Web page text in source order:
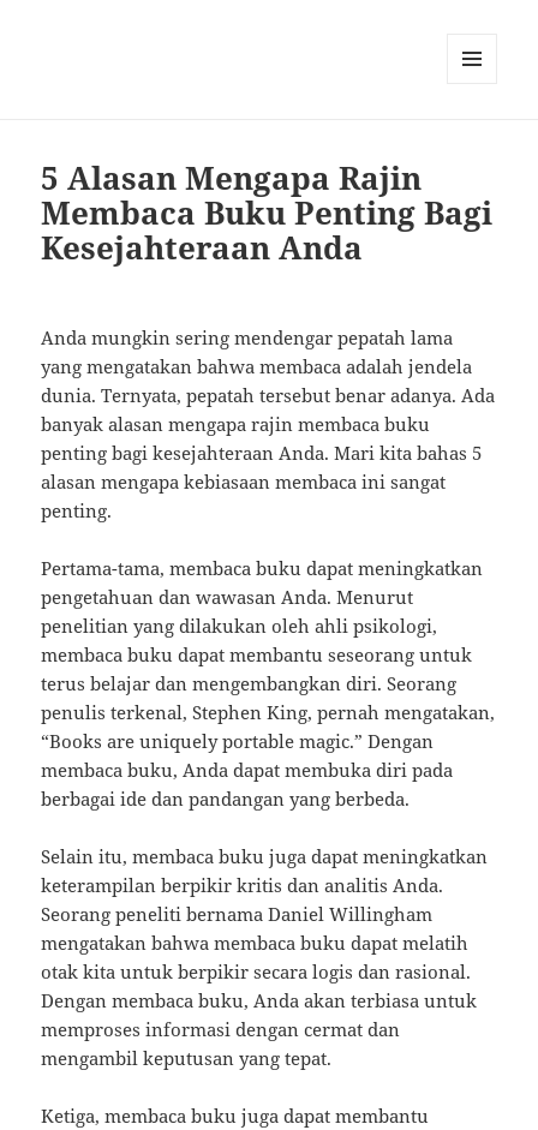
5 Alasan Mengapa Rajin
Membaca Buku Penting Bagi
Kesejahteraan Anda
Anda mungkin sering mendengar pepatah lama
yang mengatakan bahwa membaca adalah jendela
dunia. Ternyata, pepatah tersebut benar adanya. Ada
banyak alasan mengapa rajin membaca buku
penting bagi kesejahteraan Anda. Mari kita bahas 5
alasan mengapa kebiasaan membaca ini sangat
penting.
Pertama-tama, membaca buku dapat meningkatkan
pengetahuan dan wawasan Anda. Menurut
penelitian yang dilakukan oleh ahli psikologi,
membaca buku dapat membantu seseorang untuk
terus belajar dan mengembangkan diri. Seorang
penulis terkenal, Stephen King, pernah mengatakan,
“Books are uniquely portable magic.” Dengan
membaca buku, Anda dapat membuka diri pada
berbagai ide dan pandangan yang berbeda.
Selain itu, membaca buku juga dapat meningkatkan
keterampilan berpikir kritis dan analitis Anda.
Seorang peneliti bernama Daniel Willingham
mengatakan bahwa membaca buku dapat melatih
otak kita untuk berpikir secara logis dan rasional.
Dengan membaca buku, Anda akan terbiasa untuk
memproses informasi dengan cermat dan
mengambil keputusan yang tepat.
Ketiga, membaca buku juga dapat membantu